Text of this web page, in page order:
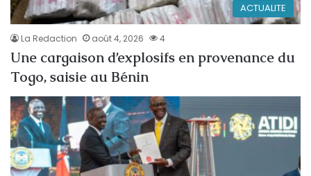
ACTUALITE
La Redaction août 4, 2026 4
Une cargaison d’explosifs en provenance du
Togo, saisie au Bénin